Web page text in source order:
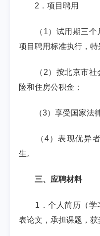
2 ．项目聘用
（ 1）试用期三个
项目聘用标准执行，特
（ 2）按北京市社
险和住房公积金；
（3）享受国家法
（4）表现优异
生。
三、应聘材料
1 ．个人简历（
表论文，承担课题，获